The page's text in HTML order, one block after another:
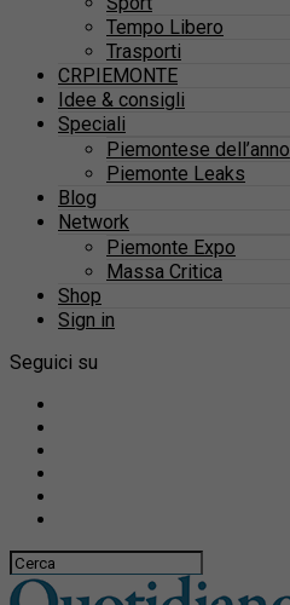
Tempo Libero
Trasporti
CRPIEMONTE
Idee & consigli
Speciali
Piemontese dell’anno
Piemonte Leaks
Blog
Network
Piemonte Expo
Massa Critica
Shop
Sign in
Seguici su